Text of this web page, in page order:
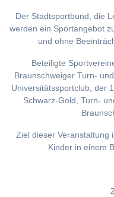
Der Stadtsportbund, die
werden ein Sportangebot
und ohne
Beteiligte
Braunschweiger Turn-
Universitätssportclub, der
Schwarz-Gold, Turn-
Ziel dieser Veranstaltung
Kinder in einem